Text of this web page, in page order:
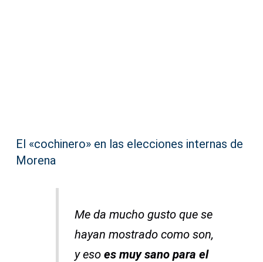
El «cochinero» en las elecciones internas de
Morena
Me da mucho gusto que se
hayan mostrado como son,
y esoes muy sano para el